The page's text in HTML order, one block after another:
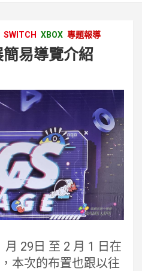
SWITCH XBOX 專題報導
易導覽介紹
月 29日 至 2 月 1 日在
本次的布置也跟以往